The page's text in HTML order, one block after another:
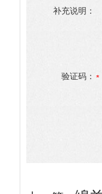
补充说明：
验证码：